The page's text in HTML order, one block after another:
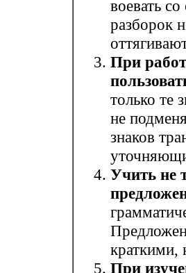
воевать
разборок
При
только те
не
знаков
Учить не
краткими,
При